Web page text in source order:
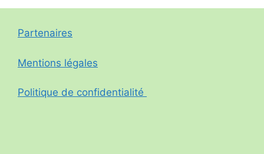
Partenaires
Mentions légales
Politique de confidentialité